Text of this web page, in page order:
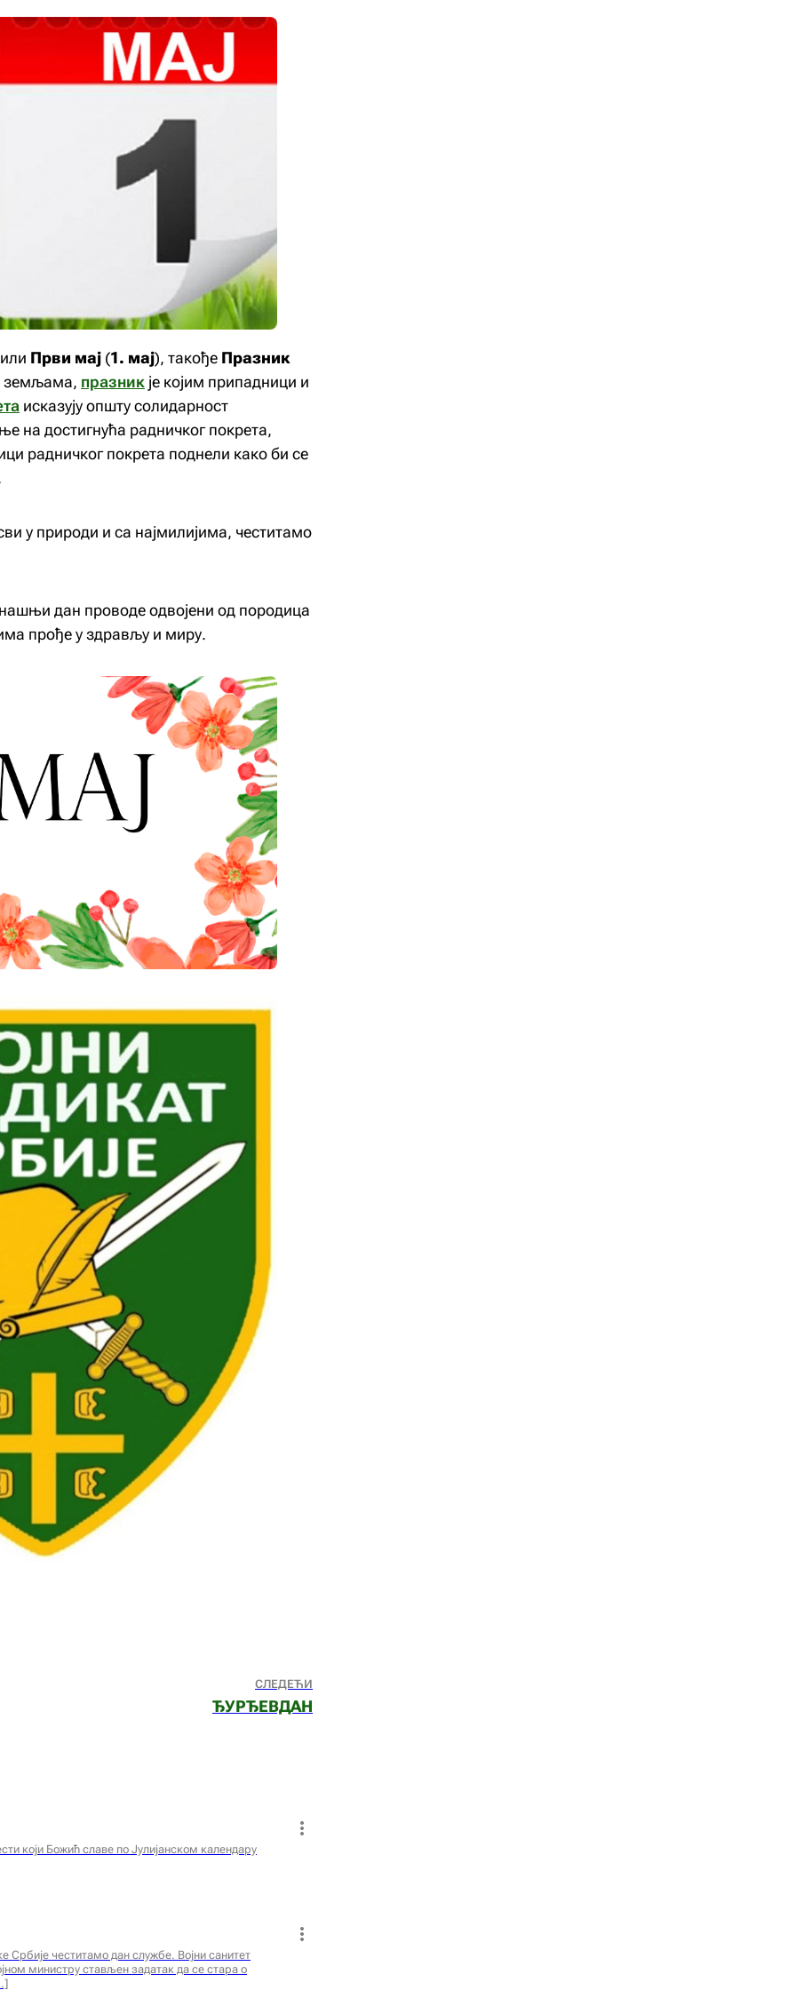
Први мај (1. мај), такође Празник
земљама, празник је којим припадници и
исказују општу солидарност
на достигнућа радничког покрета,
радничког покрета поднели како би се
у природи и са најмилијима, честитамо
дан проводе одвојени од породица
прође у здрављу и миру.
СЛЕДЕЋИ
ЂУРЂЕВДАН
који Божић славе по Јулијанском календару
Србије честитамо дан службе. Војни санитет
министру стављен задатак да се стара о